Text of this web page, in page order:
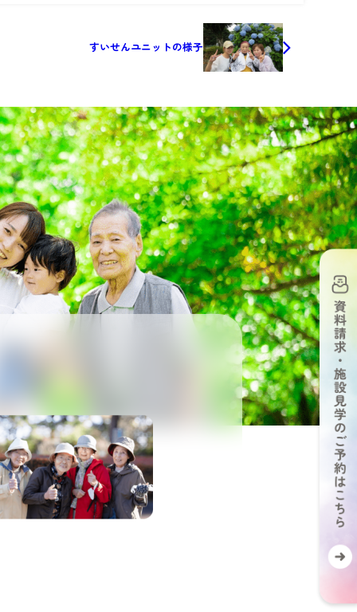
すいせんユニットの様子